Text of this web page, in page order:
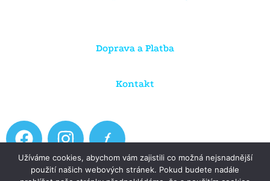
Doprava a Platba
Kontakt
F
a
c
I
n
s
Užíváme cookies, abychom vám zajistili co možná nejsnadnější
použití našich webových stránek. Pokud budete nadále